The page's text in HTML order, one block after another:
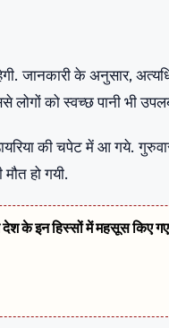
जानकारी के अनुसार,
को स्वच्छ पानी भी
की चपेट में आ गये.
हो गयी.
देश के इन हिस्सों में महसूस किए